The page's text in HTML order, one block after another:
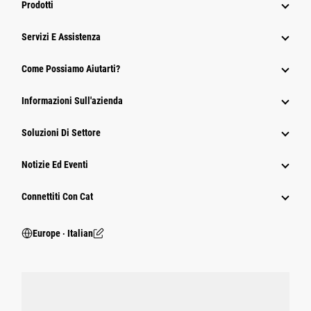
Prodotti
Servizi E Assistenza
Come Possiamo Aiutarti?
Informazioni Sull'azienda
Soluzioni Di Settore
Notizie Ed Eventi
Connettiti Con Cat
Europe ‧ Italian